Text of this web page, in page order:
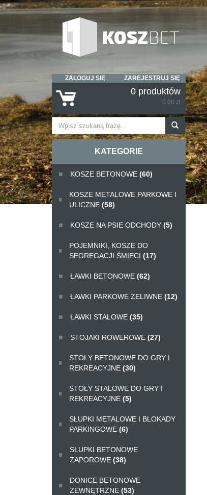
ZALOGUJ SIĘ ZAREJESTRUJ SIĘ
0 produktów
0.00 zł
KATEGORIE
KOSZE BETONOWE (60)
KOSZE METALOWE PARKOWE I
ULICZNE (58)
KOSZE NA PSIE ODCHODY (5)
POJEMNIKI, KOSZE DO
SEGREGACJI ŚMIECI (17)
ŁAWKI BETONOWE (62)
ŁAWKI PARKOWE ŻELIWNE (12)
ŁAWKI STALOWE (35)
STOJAKI ROWEROWE (27)
STOŁY BETONOWE DO GRY I
REKREACYJNE (30)
STOŁY STALOWE DO GRY I
REKREACYJNE (5)
SŁUPKI METALOWE I BLOKADY
PARKINGOWE (6)
SŁUPKI BETONOWE
ZAPOROWE (38)
DONICE BETONOWE
ZEWNĘTRZNE (53)